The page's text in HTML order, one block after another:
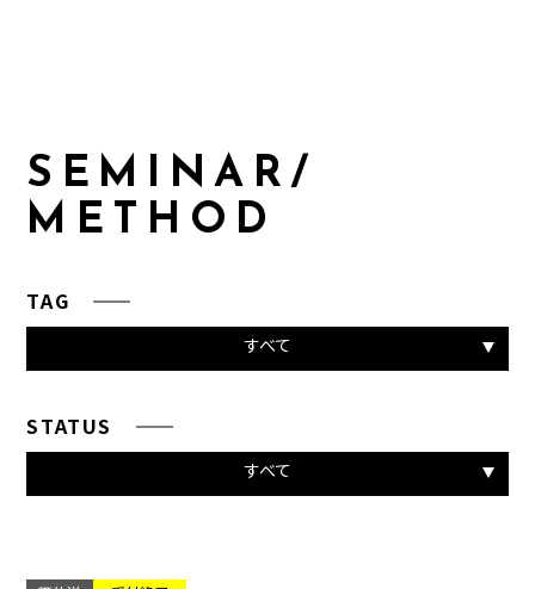
S E M I NA R /
M E T H O D
STATUS
すべて
TAG
すべて